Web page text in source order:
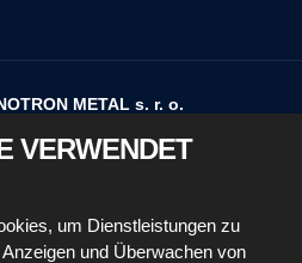
METAL s. r. o.
Verwendung von Cookies
VERWENDET
um Dienstleistungen zu
und Überwachen von